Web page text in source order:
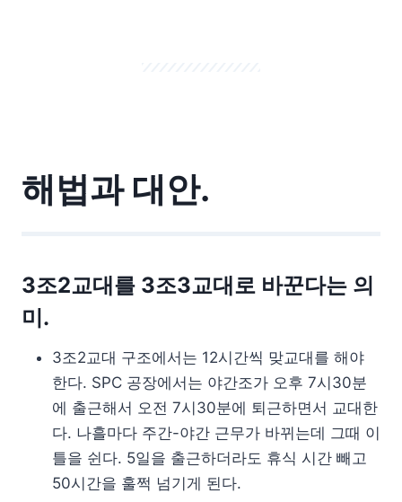
해법과 대안.
3조2교대를 3조3교대로 바꾼다는 의
미.
3조2교대 구조에서는 12시간씩 맞교대를 해야
한다. SPC 공장에서는 야간조가 오후 7시30분
에 출근해서 오전 7시30분에 퇴근하면서 교대한
다. 나흘마다 주간-야간 근무가 바뀌는데 그때 이
틀을 쉰다. 5일을 출근하더라도 휴식 시간 빼고
50시간을 훌쩍 넘기게 된다.